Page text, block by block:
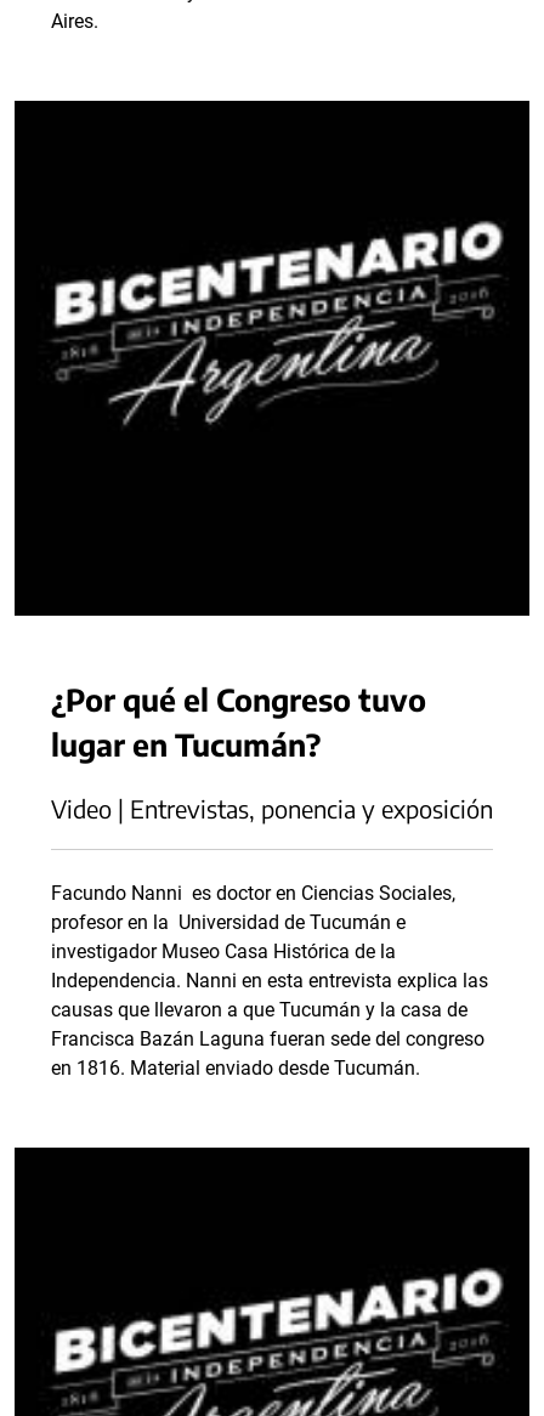
Aires.
¿Por qué el Congreso tuvo
lugar en Tucumán?
Video | Entrevistas, ponencia y exposición
Facundo Nanni es doctor en Ciencias Sociales,
profesor en la Universidad de Tucumán e
investigador Museo Casa Histórica de la
Independencia. Nanni en esta entrevista explica las
causas que llevaron a que Tucumán y la casa de
Francisca Bazán Laguna fueran sede del congreso
en 1816. Material enviado desde Tucumán.